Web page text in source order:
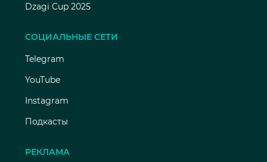
Dzagi Cup 2025
СОЦИАЛЬНЫЕ СЕТИ
Telegram
YouTube
Instagram
Подкасты
РЕКЛАМА